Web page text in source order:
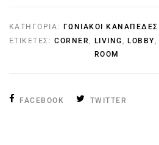
ΚΑΤΗΓΟΡΊΑ: ΓΩΝΙΑΚΟΊ ΚΑΝΑΠΈΔΕΣ
ΕΤΙΚΈΤΕΣ: CORNER
LIVING
ROOM
LOBBY
FACEBOOK TWITTER